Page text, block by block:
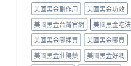
評
測
指
南〉
中
層
意
思，
邊
類
人
先
啱
美國黑金副作用
美國黑金功效
美國黑金台灣官網
美國黑金吃法
美國黑金哪裡買
美國黑金哪買
美國黑金壯陽藥
美國黑金好嗎